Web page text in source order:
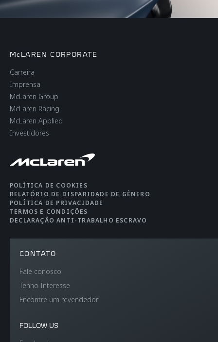
McLAREN CORPORATE
Carreira
Imprensa
McLaren Group
McLaren Racing
McLaren Applied
Investidores
POLÍTICA DE COOKIES
RELATÓRIO DE DISPARIDADE DE GÊNERO
POLÍTICA DE PRIVACIDADE
TERMOS E CONDIÇÕES
DECLARAÇÃO ANTI-TRABALHO ESCRAVO
CONTATO
Fale conosco
Tenho Interesse
Encontre um revendedor
FOLLOW US